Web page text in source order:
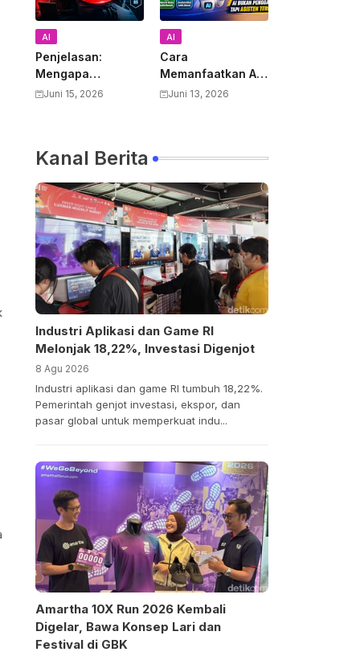
AI
Penjelasan:
Mengapa
Pemerintah AS
Anthropic Claude
Mythos
Juni 15, 2026
AI
Cara
Memanfaatkan AI
untuk Mendukung
Produktivitas dan
Pembelajaran
Juni 13, 2026
Kanal Berita
Industri Aplikasi dan Game RI
Melonjak 18,22%, Investasi Digenjot
8 Agu 2026
Industri aplikasi dan game RI tumbuh 18,22%.
Pemerintah genjot investasi, ekspor, dan
pasar global untuk memperkuat indu...
Amartha 10X Run 2026 Kembali
Digelar, Bawa Konsep Lari dan
Festival di GBK